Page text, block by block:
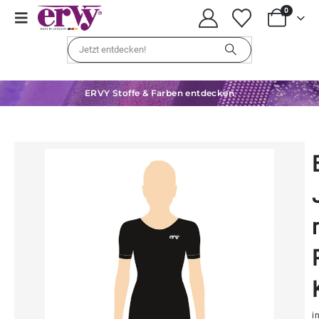
0
ERVY Stoffe & Farben entdecken